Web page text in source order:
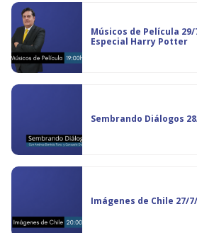
Músicos de Película
Especial Harry Potter
Sembrando Diálogos
Imágenes de Chile 27/